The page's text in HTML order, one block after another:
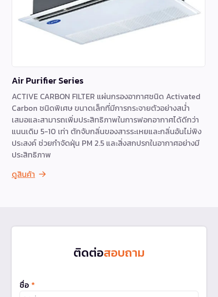
Air Purifier Series
ACTIVE CARBON FILTER แผ่นกรองอากาศชนิด Activated
Carbon ชนิดพิเศษ ขนาดเล็กที่มีการกระจายตัวอย่างสน่ำ
เสมอและสามารถเพิ่มประสิทธิภาพในการฟอกอากาศได้ดีกว่า
แนนเดิม 5-10 เท่า ตักจับกลิ่นของสารระเหยและกลิ่นอันไม่พิง
ประสงค์ ช่วยกำจัดฝุ่น PM 2.5 และสิ่งสกปรกในอากาศอย่างมี
ประสิทธิภาพ
ดูสินค้า
ติดต่อสอบถาม
ชื่อ *